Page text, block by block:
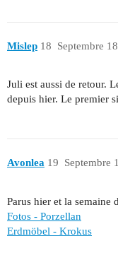
Mislep Septembre
18
Juli est aussi de retour.
depuis hier. Le premier
Avonlea Septembre
19
Parus hier et la semaine
Fotos - Porzellan
Erdmöbel - Krokus